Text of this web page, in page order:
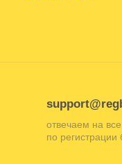
отвечаем на
по регистрации